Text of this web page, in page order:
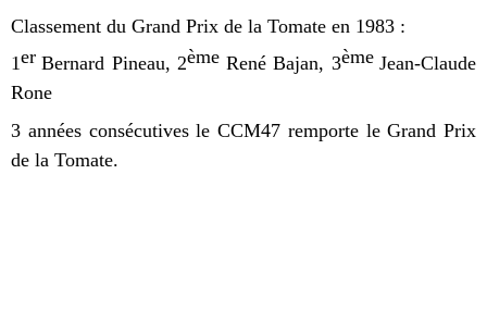
Classement du Grand Prix de la Tomate en 1983 :
1er Bernard Pineau, 2ème René Bajan, 3ème Jean-Claude
Rone
3 années consécutives le CCM47 remporte le Grand Prix
de la Tomate.